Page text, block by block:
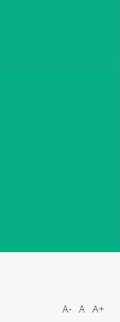
A- A A+